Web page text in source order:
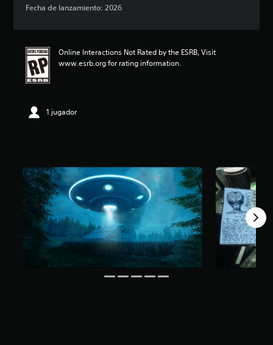
Fecha de lanzamiento: 2026
Online Interactions Not Rated by the ESRB, Visit
www.esrb.org for rating information.
1 jugador